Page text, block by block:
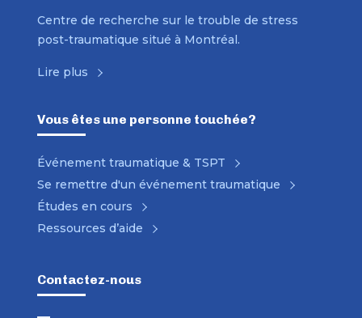
Centre de recherche sur le trouble de stress
post-traumatique situé à Montréal.
Lire plus
Vous êtes une personne touchée?
Événement traumatique & TSPT
Se remettre d'un événement traumatique
Études en cours
Ressources d’aide
Contactez-nous